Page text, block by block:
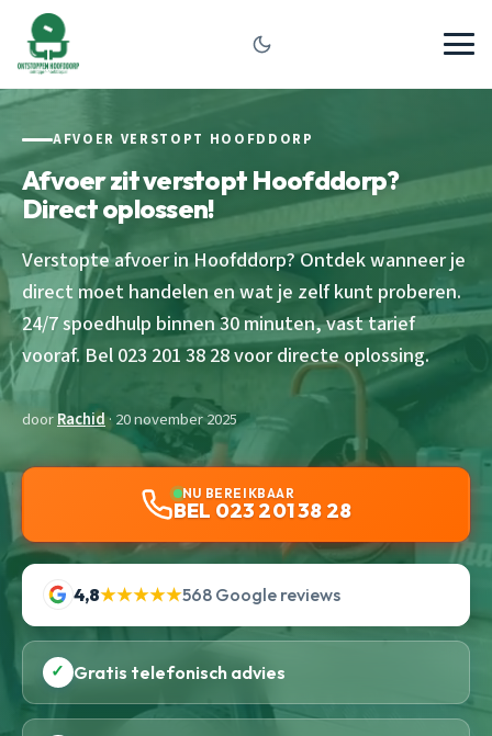
AFVOER VERSTOPT HOOFDDORP
Afvoer zit verstopt Hoofddorp?
Direct oplossen!
Verstopte afvoer in Hoofddorp? Ontdek wanneer je
direct moet handelen en wat je zelf kunt proberen.
24/7 spoedhulp binnen 30 minuten, vast tarief
vooraf. Bel 023 201 38 28 voor directe oplossing.
doorRachid· 20 november 2025
NU BEREIKBAAR
BEL 023 201 38 28
4,8★★★★★568 Google reviews
✓ Gratis telefonisch advies